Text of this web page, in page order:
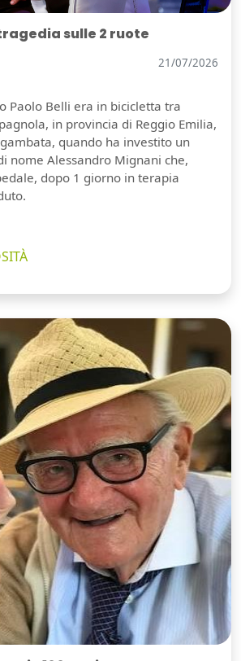
sulle 2 ruote
21/07/2026
Paolo Belli era in bicicletta tra
in provincia di Reggio Emilia,
quando ha investito un
nome Alessandro Mignani che,
dopo 1 giorno in terapia